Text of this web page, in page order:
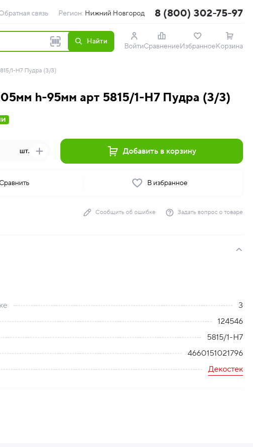
связь Регион: Нижний Новгород 8 (800) 302-75-97
Найти
ВойтиСравнениеИзбранноеКорзина
1-Н7 Пудра (3/3)
h-95мм арт 5815/1-Н7 Пудра (3/3)
шт. Добавить в корзину
В избранное
Сообщить об ошибке Задать вопрос о товаре
3
124546
5815/1-Н7
4660151021796
Декостек